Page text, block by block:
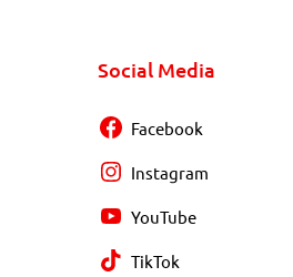
Social Media
Facebook
Instagram
YouTube
TikTok